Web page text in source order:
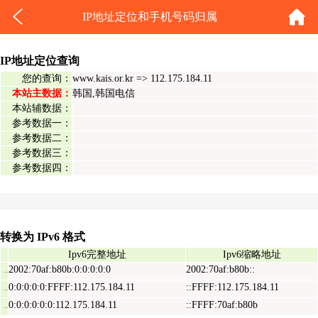
IP地址定位和手机号码归属
IP地址定位查询
您的查询： www.kais.or.kr => 112.175.184.11
本站主数据： 韩国,韩国电信
本站辅数据：
参考数据一：
参考数据二：
参考数据三：
参考数据四：
转换为 IPv6 格式
Ipv6完整地址 Ipv6缩略地址
2002:70af:b80b:0:0:0:0:0 2002:70af:b80b::
0:0:0:0:0:FFFF:112.175.184.11 ::FFFF:112.175.184.11
0:0:0:0:0:0:112.175.184.11 ::FFFF:70af:b80b